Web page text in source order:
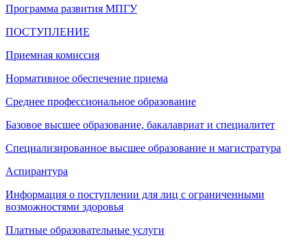
Программа развития МПГУ
ПОСТУПЛЕНИЕ
Приемная комиссия
Нормативное обеспечение приема
Среднее профессиональное образование
Базовое высшее образование, бакалавриат и специалитет
Специализированное высшее образование и магистратура
Аспирантура
Информация о поступлении для лиц с ограниченными
возможностями здоровья
Платные образовательные услуги